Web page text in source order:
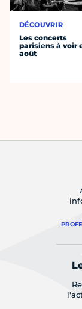
DÉCOUVRIR
Les concerts
parisiens à voir
août